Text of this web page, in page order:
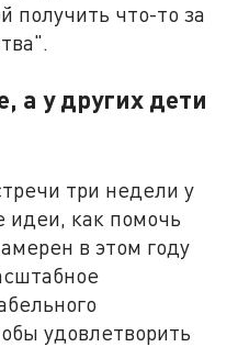
получить что-то за
а у других дети
три недели у
идеи, как помочь
в этом году
удовлетворить